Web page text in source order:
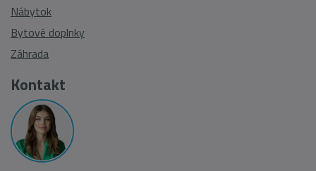
Nábytok
Bytové doplnky
Záhrada
Kontakt